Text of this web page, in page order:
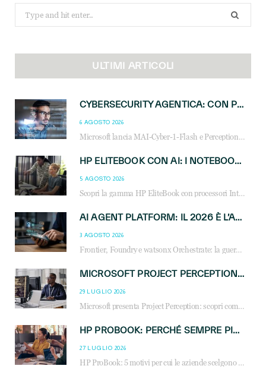
for:
ULTIMI ARTICOLI
CYBERSECURITY AGENTICA: CON PERCEPTION E MAI-CYBER-1-FLASH MICROSOFT APRE NUOVI SERVIZI PER IL CANALE
6 AGOSTO 2026
Microsoft lancia MAI-Cyber-1-Flash e Perception: cybersecurity agentica in preview dal 3 novembre. Cosa cambia per MSP, system integrator e reseller.
HP ELITEBOOK CON AI: I NOTEBOOK BUSINESS INTELLIGENTI CHE TRASFORMANO PRODUTTIVITÀ, SICUREZZA E LAVORO IBRIDO
5 AGOSTO 2026
Scopri la gamma HP EliteBook con processori Intel® Core™ Ultra e AMD Ryzen™ AI. Notebook business progettati per aumentare la produttività, migliorare la collaborazione e garantire sicurezza avanzata in ufficio e in mobilità.
AI AGENT PLATFORM: IL 2026 È L’ANNO DEL «SISTEMA OPERATIVO» PER GLI AGENTI AZIENDALI
3 AGOSTO 2026
Frontier, Foundry e watsonx Orchestrate: la guerra delle piattaforme AI agent ridisegna il mercato IT. Cosa cambia per reseller, MSP e system integrator.
MICROSOFT PROJECT PERCEPTION: COME GLI AGENTI AI CAMBIERANNO SOC, CYBERSECURITY E SERVIZI MSP
29 LUGLIO 2026
Microsoft presenta Project Perception: scopri come gli agenti AI possono trasformare cybersecurity, SOC e servizi gestiti degli MSP.
HP PROBOOK: PERCHÉ SEMPRE PIÙ AZIENDE SCELGONO NOTEBOOK PROGETTATI PER IL LAVORO MODERNO
27 LUGLIO 2026
HP ProBook: 5 motivi per cui le aziende scelgono i notebook business HP per migliorare produttività, sicurezza e gestione dell’AI.